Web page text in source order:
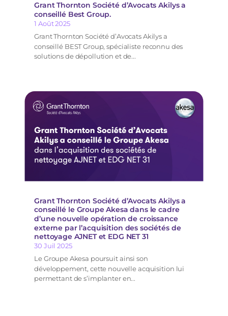
Grant Thornton Société d’Avocats Akilys a
conseillé Best Group.
1 Août 2025
Grant Thornton Société d’Avocats Akilys a
conseillé BEST Group, spécialiste reconnu des
solutions de dépollution et de...
Grant Thornton Société d’Avocats Akilys a
conseillé le Groupe Akesa dans le cadre
d’une nouvelle opération de croissance
externe par l’acquisition des sociétés de
nettoyage AJNET et EDG NET 31
30 Juil 2025
Le Groupe Akesa poursuit ainsi son
développement, cette nouvelle acquisition lui
permettant de s’implanter en...